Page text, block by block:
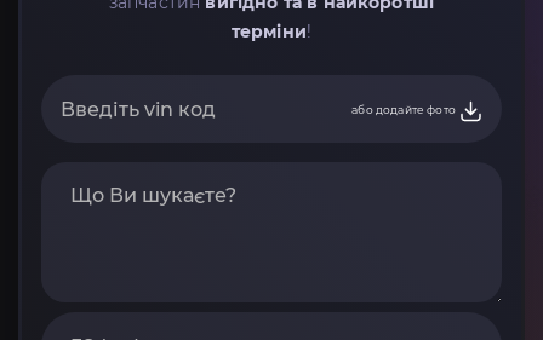
терміни!
або додайте фото